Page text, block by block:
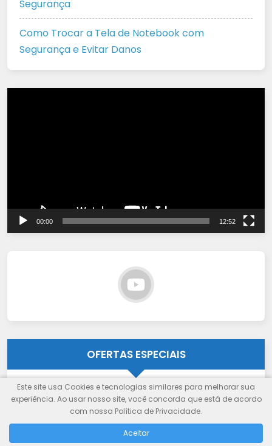
Segurança
Como Trocar a Tela de Notebook com
Segurança e Evitar Danos
00:00 12:52
OFERTAS ESPECIAIS
Amazon Informática
Magalu VirtuOfertas
Este site usa Cookies e tecnologias similares para melhorar sua
experiência. Ao usar nosso site, você concorda que está de acordo
com nossa Política de Privacidade.
Aceitar